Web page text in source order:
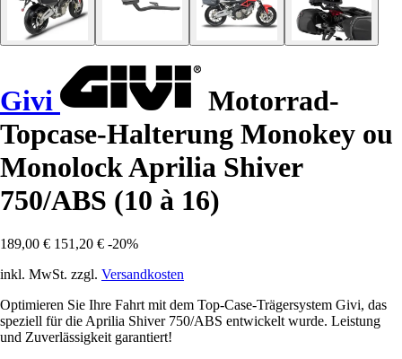
Givi
Motorrad-
Topcase-Halterung Monokey ou
Monolock Aprilia Shiver
750/ABS (10 à 16)
189,00 € 151,20 € -20%
inkl. MwSt. zzgl. Versandkosten
Optimieren Sie Ihre Fahrt mit dem Top-Case-Trägersystem Givi, das
speziell für die Aprilia Shiver 750/ABS entwickelt wurde. Leistung
und Zuverlässigkeit garantiert!